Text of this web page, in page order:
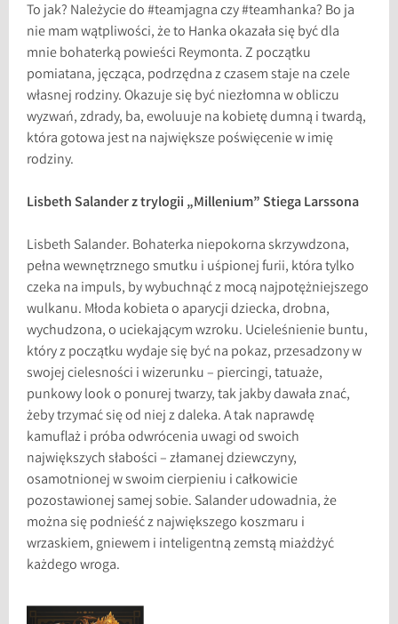
To jak? Należycie do #teamjagna czy #teamhanka? Bo ja
nie mam wątpliwości, że to Hanka okazała się być dla
mnie bohaterką powieści Reymonta. Z początku
pomiatana, jęcząca, podrzędna z czasem staje na czele
własnej rodziny. Okazuje się być niezłomna w obliczu
wyzwań, zdrady, ba, ewoluuje na kobietę dumną i twardą,
która gotowa jest na największe poświęcenie w imię
rodziny.
Lisbeth Salander z trylogii „Millenium” Stiega Larssona
Lisbeth Salander. Bohaterka niepokorna skrzywdzona,
pełna wewnętrznego smutku i uśpionej furii, która tylko
czeka na impuls, by wybuchnąć z mocą najpotężniejszego
wulkanu. Młoda kobieta o aparycji dziecka, drobna,
wychudzona, o uciekającym wzroku. Ucieleśnienie buntu,
który z początku wydaje się być na pokaz, przesadzony w
swojej cielesności i wizerunku – piercingi, tatuaże,
punkowy look o ponurej twarzy, tak jakby dawała znać,
żeby trzymać się od niej z daleka. A tak naprawdę
kamuflaż i próba odwrócenia uwagi od swoich
największych słabości – złamanej dziewczyny,
osamotnionej w swoim cierpieniu i całkowicie
pozostawionej samej sobie. Salander udowadnia, że
można się podnieść z największego koszmaru i
wrzaskiem, gniewem i inteligentną zemstą miażdżyć
każdego wroga.